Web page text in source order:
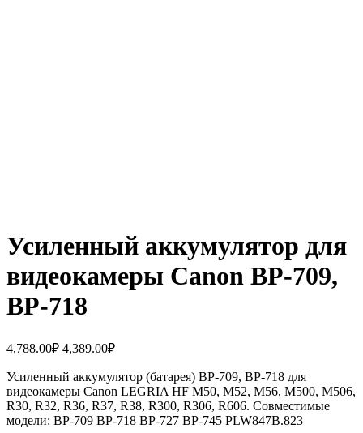
Усиленный аккумулятор для
видеокамеры Canon BP-709,
BP-718
4,788.00₽ Первоначальная
составляла
4,788.00₽.
4,389.00₽Текущая
4,389.00₽.
Усиленный аккумулятор (батарея) BP-709, BP-718 для
видеокамеры Canon LEGRIA HF M50, M52, M56, M500, M506,
R30, R32, R36, R37, R38, R300, R306, R606. Совместимые
модели: BP-709 BP-718 BP-727 BP-745 PLW847B.823